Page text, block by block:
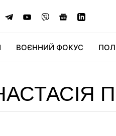
ВОЄННИЙ ФОКУС